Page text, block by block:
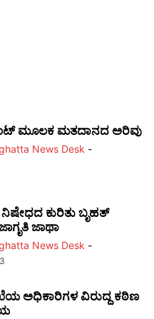
ಮೂಲಕ ಮತದಾನದ ಅರಿವು
News Desk -
ಕುರಿತು ಬೃಹತ್
ಜಾಥಾ
News Desk -
ಅಧಿಕಾರಿಗಳ ವಿರುದ್ದ ಕಠಿಣ